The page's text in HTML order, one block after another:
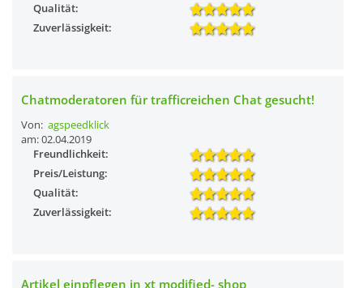
Qualität:
Zuverlässigkeit:
Chatmoderatoren für trafficreichen Chat gesucht!
Von: agspeedklick
am: 02.04.2019
Freundlichkeit:
Preis/Leistung:
Qualität:
Zuverlässigkeit:
Artikel einpflegen in xt modified- shop